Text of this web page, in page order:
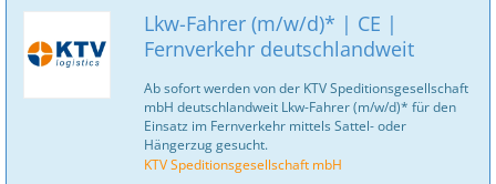
Lkw-Fahrer (m/w/d)* | CE |
Fernverkehr deutschlandweit
Ab sofort werden von der KTV Speditionsgesellschaft
mbH deutschlandweit Lkw-Fahrer (m/w/d)* für den
Einsatz im Fernverkehr mittels Sattel- oder
Hängerzug gesucht.
KTV Speditionsgesellschaft mbH